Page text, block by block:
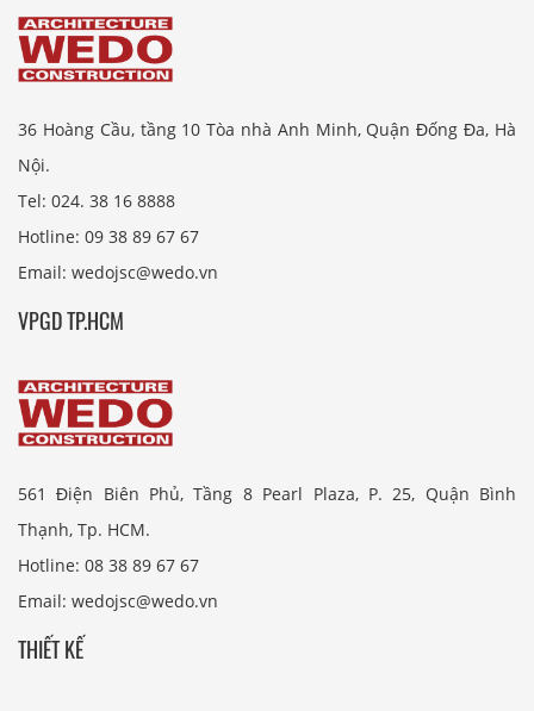
36 Hoàng Cầu, tầng 10 Tòa nhà Anh Minh, Quận Đống Đa, Hà
Nội.
Tel: 024. 38 16 8888
Hotline: 09 38 89 67 67
Email: wedojsc@wedo.vn
VPGD TP.HCM
561 Điện Biên Phủ, Tầng 8 Pearl Plaza, P. 25, Quận Bình
Thạnh, Tp. HCM.
Hotline: 08 38 89 67 67
Email: wedojsc@wedo.vn
THIẾT KẾ